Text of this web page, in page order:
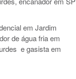
em Jardim
de água fria em
e gasista em